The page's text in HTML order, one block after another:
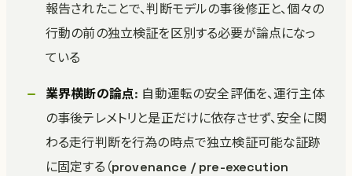
報告されたことで、判断モデルの事後修正と、個々の
行動の前の独立検証を区別する必要が論点になっ
ている
業界横断の論点: 自動運転の安全評価を、運行主体
の事後テレメトリと是正だけに依存させず、安全に関
わる走行判断を行為の時点で独立検証可能な証跡
に固定する（provenance / pre-execution